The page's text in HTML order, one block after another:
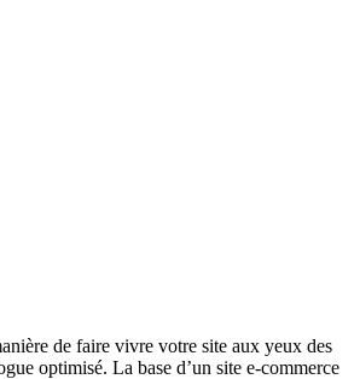
de faire vivre votre site aux yeux des
optimisé. La base d’un site e-commerce